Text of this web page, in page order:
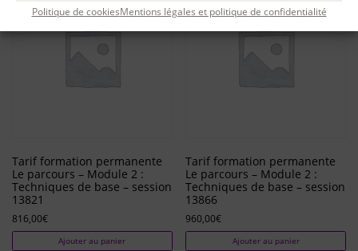
Politique de cookiesMentions légales et politique de confidentialité
Tarif formation permanente
Le parcours – Module 2 :
Techniques de base – session
13821
816,00€
Ajouter au panier
Tarif formation permanente
Le parcours – Module 2 :
Techniques de base – session
13866
960,00€
Ajouter au panier